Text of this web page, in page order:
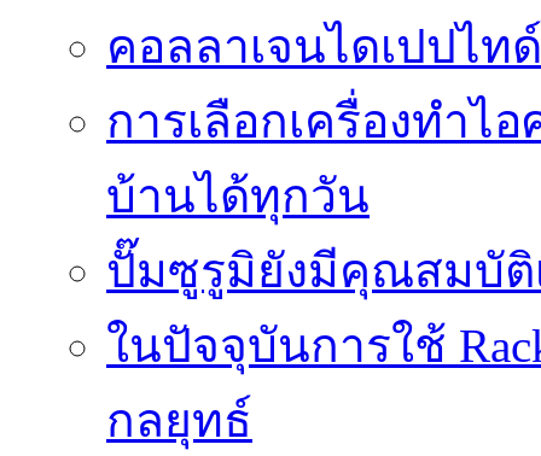
คอลลาเจนไดเปปไท
การเลือกเครื่องทำไ
บ้านได้ทุกวัน
ปั๊มซูรูมิยังมีคุณสมบัติ
ในปัจจุบันการใช้
กลยุทธ์